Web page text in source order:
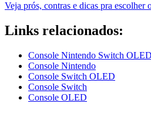
Veja prós, contras e dicas pra
Links relacionados:
Console Nintendo Switch OLED
Console Nintendo
Console Switch OLED
Console Switch
Console OLED